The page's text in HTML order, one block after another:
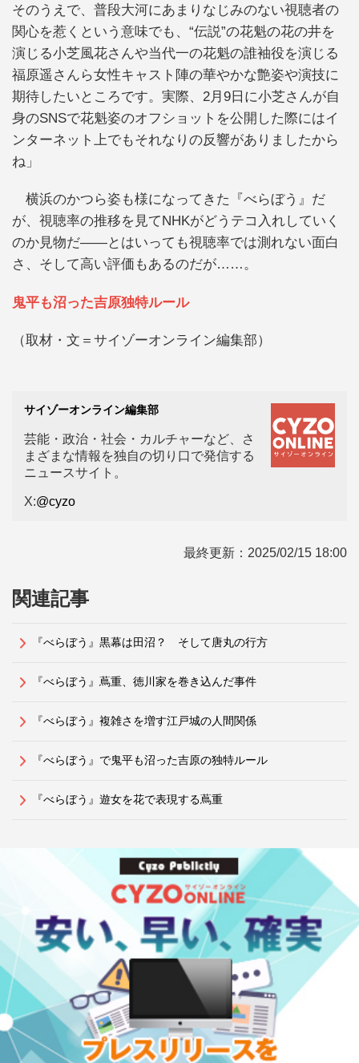
そのうえで、普段大河にあまりなじみのない視聴者の
関心を惹くという意味でも、“伝説”の花魁の花の井を
演じる小芝風花さんや当代一の花魁の誰袖役を演じる
福原遥さんら女性キャスト陣の華やかな艶姿や演技に
期待したいところです。実際、2月9日に小芝さんが自
身のSNSで花魁姿のオフショットを公開した際にはイ
ンターネット上でもそれなりの反響がありましたから
ね」
横浜のかつら姿も様になってきた『べらぼう』だ
が、視聴率の推移を見てNHKがどうテコ入れしていく
のか見物だ――とはいっても視聴率では測れない面白
さ、そして高い評価もあるのだが……。
鬼平も沼った吉原独特ルール
（取材・文＝サイゾーオンライン編集部）
サイゾーオンライン編集部
芸能・政治・社会・カルチャーなど、さ
まざまな情報を独自の切り口で発信する
ニュースサイト。
X:@cyzo
最終更新： 2025/02/15 18:00
関連記事
『べらぼう』黒幕は田沼？ そして唐丸の行方
『べらぼう』蔦重、徳川家を巻き込んだ事件
『べらぼう』複雑さを増す江戸城の人間関係
『べらぼう』で鬼平も沼った吉原の独特ルール
『べらぼう』遊女を花で表現する蔦重